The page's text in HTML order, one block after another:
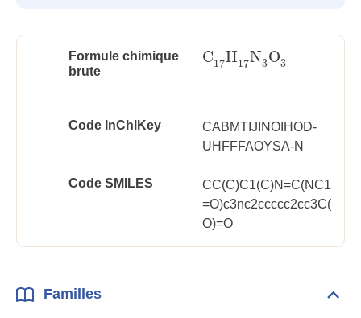
Formule chimique
brute
C17H17N3O3
C17H17N 3O3
Code InChlKey
CABMTIJINOIHOD-
UHFFFAOYSA-N
Code SMILES
CC(C)C1(C)N=C(NC1
=O)c3nc2ccccc2cc3C(
O)=O
Familles